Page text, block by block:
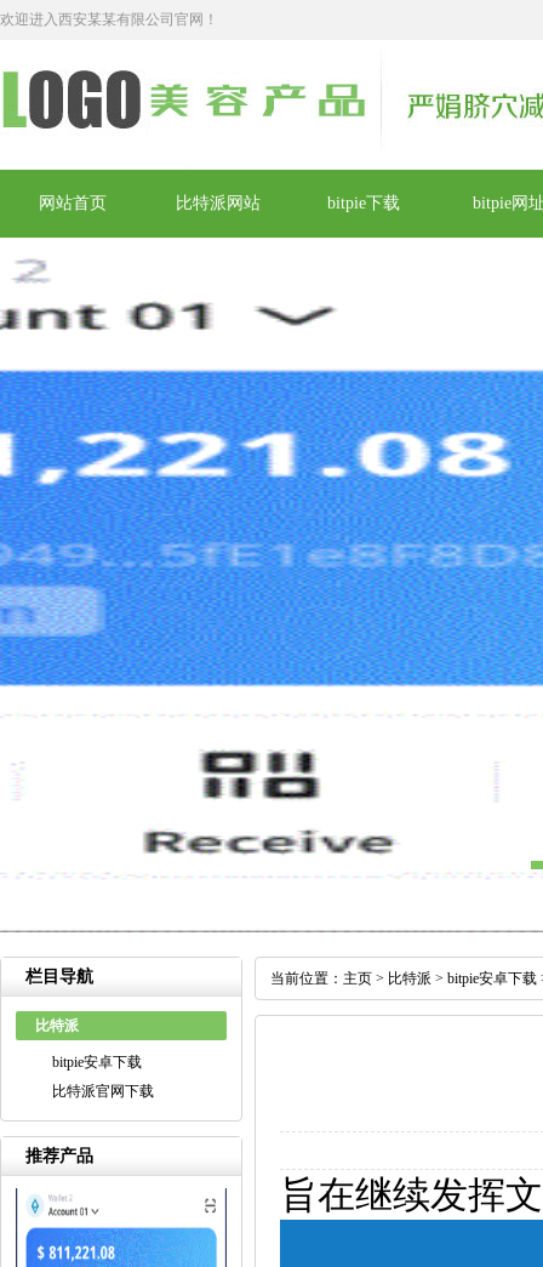
欢迎进入西安某某有限公司官网！
网站首页 比特派网站 bitpie下载 bitpie网
栏目导航
比特派
bitpie安卓下载
比特派官网下载
推荐产品
当前位置： 主页 > 比特派 > bitpie安卓下载
旨在继续发挥